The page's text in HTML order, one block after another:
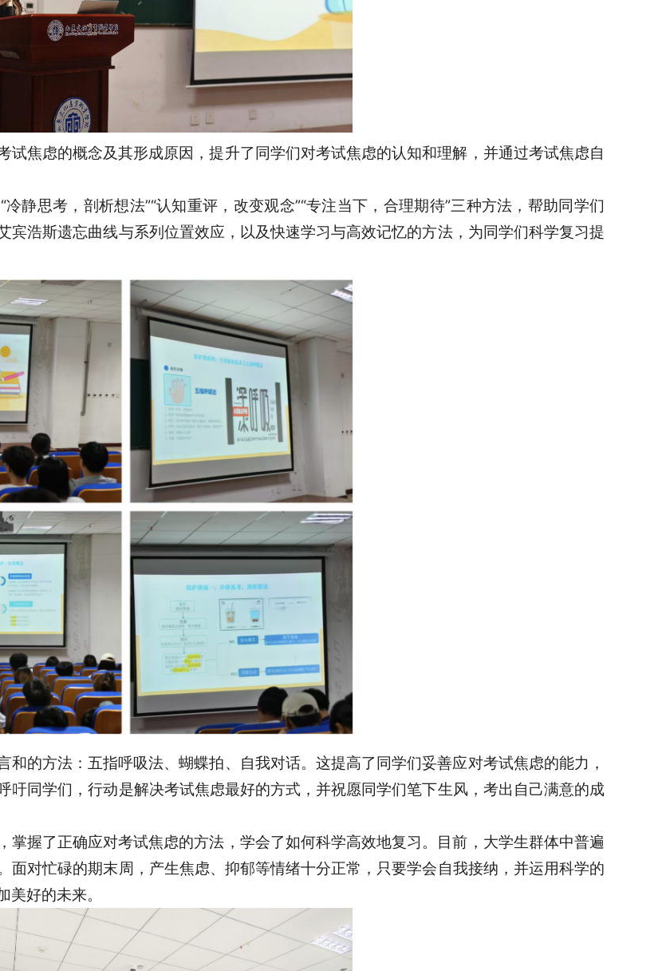
焦虑的概念及其形成原因，提升了同学们对考试焦虑的认知和理解，并通过考试焦虑自
静思考，剖析想法”“认知重评，改变观念”“专注当下，合理期待”三种方法，帮助同学们
浩斯遗忘曲线与系列位置效应，以及快速学习与高效记忆的方法，为同学们科学复习提
的方法：五指呼吸法、蝴蝶拍、自我对话。这提高了同学们妥善应对考试焦虑的能力，
吁同学们，行动是解决考试焦虑最好的方式，并祝愿同学们笔下生风，考出自己满意的成
握了正确应对考试焦虑的方法，学会了如何科学高效地复习。目前，大学生群体中普遍
对忙碌的期末周，产生焦虑、抑郁等情绪十分正常，只要学会自我接纳，并运用科学的
好的未来。